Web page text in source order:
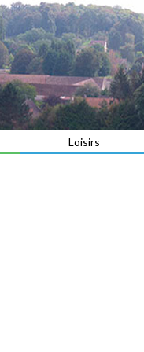
Loisirs